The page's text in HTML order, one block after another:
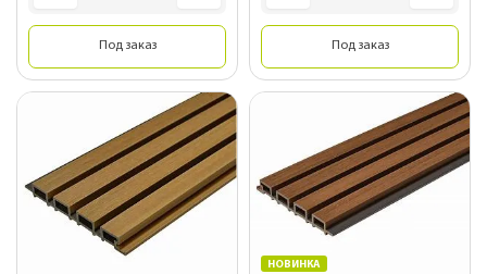
Под заказ Под заказ
НОВИНКА